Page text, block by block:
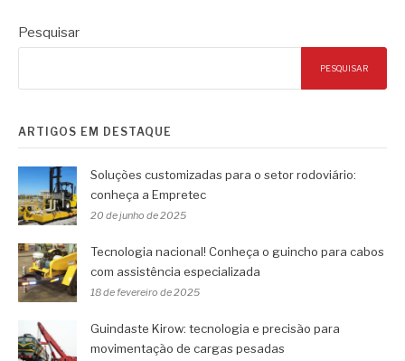
Pesquisar
PESQUISAR
ARTIGOS EM DESTAQUE
Soluções customizadas para o setor rodoviário:
conheça a Empretec
20 de junho de 2025
Tecnologia nacional! Conheça o guincho para cabos
com assistência especializada
18 de fevereiro de 2025
Guindaste Kirow: tecnologia e precisão para
movimentação de cargas pesadas